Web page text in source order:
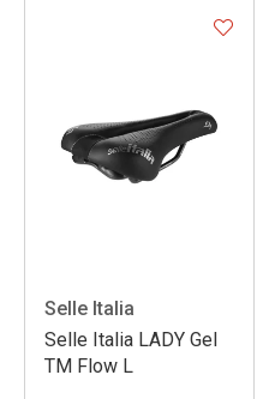
Selle Italia
Selle Italia LADY Gel
TM Flow L